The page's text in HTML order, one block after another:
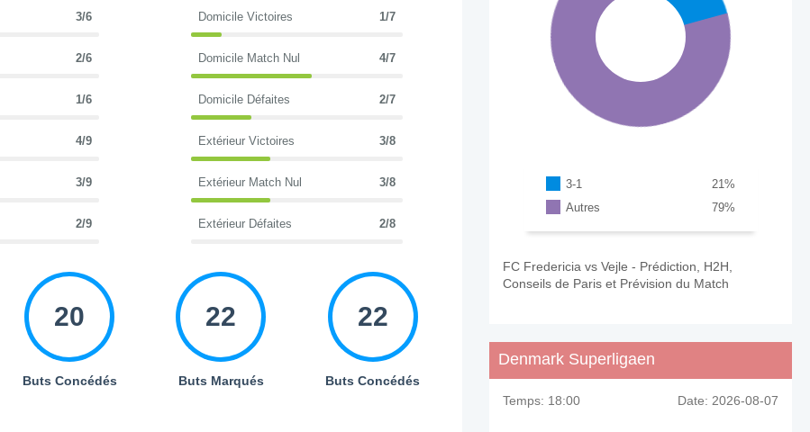
3/6
2/6
1/6
4/9
3/9
2/9
20
Buts Concédés
Domicile Victoires 1/7
Domicile Match Nul 4/7
Domicile Défaites 2/7
Extérieur Victoires 3/8
Extérieur Match Nul 3/8
Extérieur Défaites 2/8
22
Buts Marqués
22
Buts Concédés
3-1 %
21
Autres
%
79
FC Fredericia vs Vejle - Prédiction, H2H,
Conseils de Paris et Prévision du Match
Denmark Superligaen
Temps: 18:00 Date: 2026-08-07